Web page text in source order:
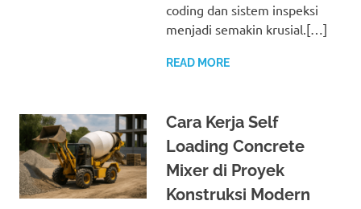
coding dan sistem inspeksi
menjadi semakin krusial.[…]
READ MORE
Cara Kerja Self
Loading Concrete
Mixer di Proyek
Konstruksi Modern